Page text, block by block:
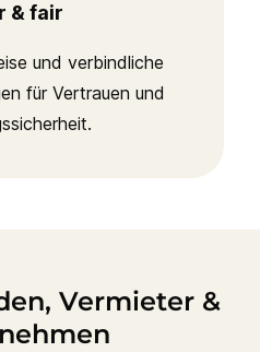
& fair
und verbindliche
für Vertrauen und
Vermieter &